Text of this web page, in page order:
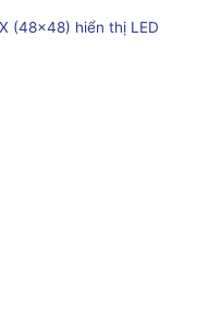
(48×48) hiển thị LED